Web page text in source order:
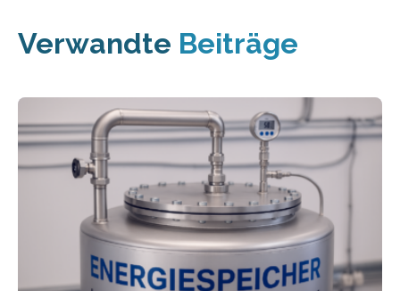
Verwandte Beiträge